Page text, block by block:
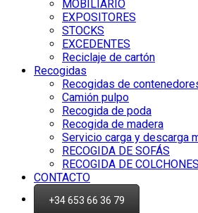
MOBILIARIO
EXPOSITORES
STOCKS
EXCEDENTES
Reciclaje de cartón
Recogidas
Recogidas de
Camión pulpo
Recogida de poda
Recogida de madera
Servicio carga y descarga
RECOGIDA DE SOFÁS
RECOGIDA DE COLCHONES
CONTACTO
+34 653 66 36 79